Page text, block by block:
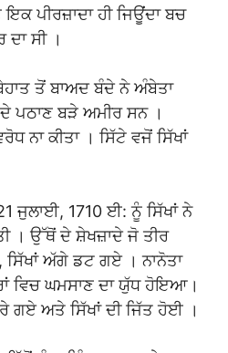
ਪੀਰਜ਼ਾਦਾ ਹੀ ਜਿਊਂਦਾ ਬਚ
ਸੀ ।
ਤੋਂ ਬਾਅਦ ਬੰਦੇ ਨੇ ਅੰਬੇਤਾ
ਪਠਾਣ ਬੜੇ ਅਮੀਰ ਸਨ ।
ਨਾ ਕੀਤਾ । ਸਿੱਟੇ ਵਜੋਂ ਸਿੱਖਾਂ
ਜੁਲਾਈ, 1710 ਈ: ਨੂੰ ਸਿੱਖਾਂ ਨੇ
। ਉੱਥੋਂ ਦੇ ਸ਼ੇਖਜ਼ਾਦੇ ਜੋ ਤੀਰ
ਸਿੱਖਾਂ ਅੱਗੇ ਡਟ ਗਏ । ਨਾਨੋਤਾ
ਵਿਚ ਘਮਸਾਣ ਦਾ ਯੁੱਧ ਹੋਇਆ।
ਗਏ ਅਤੇ ਸਿੱਖਾਂ ਦੀ ਜਿੱਤ ਹੋਈ ।